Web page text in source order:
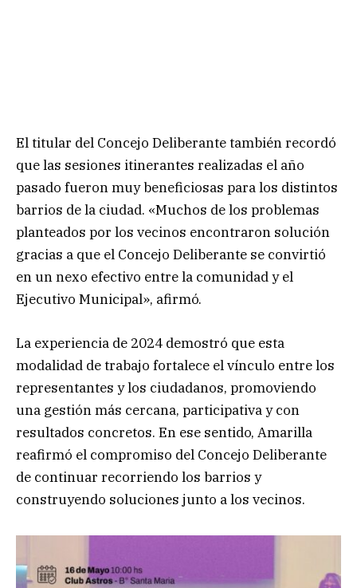
El titular del Concejo Deliberante también recordó
que las sesiones itinerantes realizadas el año
pasado fueron muy beneficiosas para los distintos
barrios de la ciudad. «Muchos de los problemas
planteados por los vecinos encontraron solución
gracias a que el Concejo Deliberante se convirtió
en un nexo efectivo entre la comunidad y el
Ejecutivo Municipal», afirmó.
La experiencia de 2024 demostró que esta
modalidad de trabajo fortalece el vínculo entre los
representantes y los ciudadanos, promoviendo
una gestión más cercana, participativa y con
resultados concretos. En ese sentido, Amarilla
reafirmó el compromiso del Concejo Deliberante
de continuar recorriendo los barrios y
construyendo soluciones junto a los vecinos.